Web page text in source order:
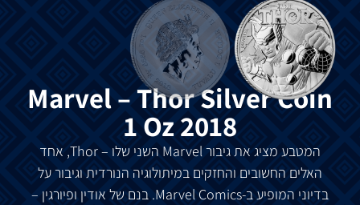
Marvel – Thor Silver Coin
1 Oz 2018
המטבע מציג את גיבור Marvel השני שלו – Thor, אחד
האלים החשובים והחזקים במיתולוגיה הנורדית וגיבור על
בדיוני המופיע ב-Marvel Comics. בנם של אודין ופיורגין –